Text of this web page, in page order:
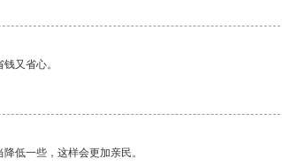
又省心。
低一些，这样会更加亲民。